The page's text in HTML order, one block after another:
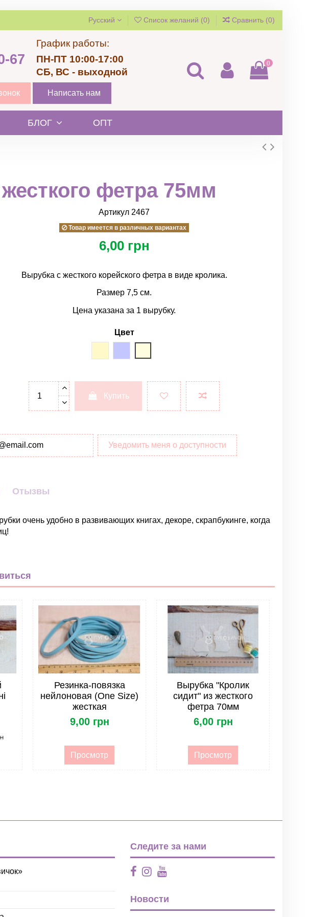
Русский Список желаний (0) Сравнить (0)
67
График работы:
ПН-ПТ 10:00-17:00
СБ, ВС - выходной
Написать нам
0
БЛОГ ОПТ
фетра 75мм
Артикул 2467
Товар имеется в различных вариантах
6,00 грн
Вырубка с жесткого корейского фетра в виде кролика.
Размер 7,5 см.
Цена указана за 1 вырубку.
Цвет
Купить
Уведомить меня о доступности
Отызвы
очень удобно в развивающих книгах, декоре, скрапбукинге, когда
Резинка-повязка
нейлоновая (One Size)
жесткая
9,00 грн
Просмотр
Вырубка "Кролик
сидит" из жесткого
фетра 70мм
6,00 грн
Просмотр
Следите за нами
Новости